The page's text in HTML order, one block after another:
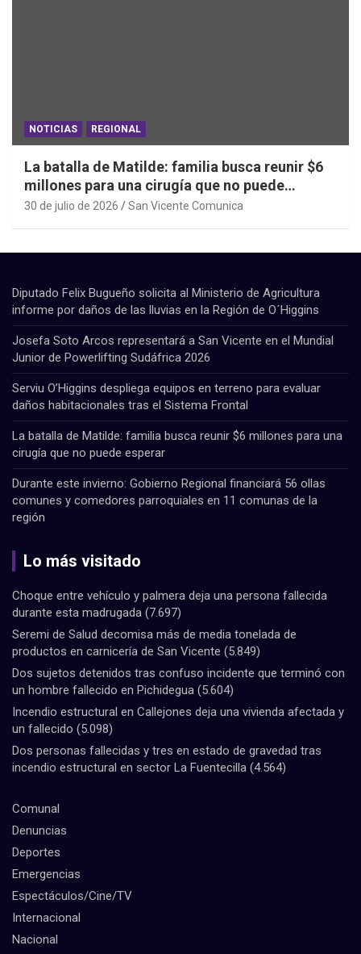
NOTICIAS REGIONAL
La batalla de Matilde: familia busca reunir $6
millones para una cirugía que no puede
esperar
30 de julio de 2026 San Vicente Comunica
Diputado Felix Bugueño solicita al Ministerio de Agricultura
informe por daños de las lluvias en la Región de O´Higgins
Josefa Soto Arcos representará a San Vicente en el Mundial
Junior de Powerlifting Sudáfrica 2026
Serviu O’Higgins despliega equipos en terreno para evaluar
daños habitacionales tras el Sistema Frontal
La batalla de Matilde: familia busca reunir $6 millones para una
cirugía que no puede esperar
Durante este invierno: Gobierno Regional financiará 56 ollas
comunes y comedores parroquiales en 11 comunas de la
región
Lo más visitado
Choque entre vehículo y palmera deja una persona fallecida
durante esta madrugada (7.697)
Seremi de Salud decomisa más de media tonelada de
productos en carnicería de San Vicente (5.849)
Dos sujetos detenidos tras confuso incidente que terminó con
un hombre fallecido en Pichidegua (5.604)
Incendio estructural en Callejones deja una vivienda afectada y
un fallecido (5.098)
Dos personas fallecidas y tres en estado de gravedad tras
incendio estructural en sector La Fuentecilla (4.564)
Comunal
Denuncias
Deportes
Emergencias
Espectáculos/Cine/TV
Internacional
Nacional